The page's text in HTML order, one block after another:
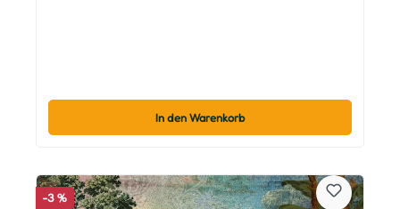
In den Warenkorb
-3 %